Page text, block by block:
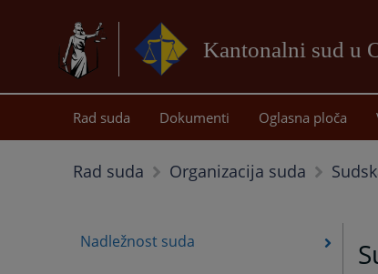
Kantonalni sud u
Rad suda Dokumenti Oglasna ploča
Rad suda Organizacija suda
Nadležnost suda